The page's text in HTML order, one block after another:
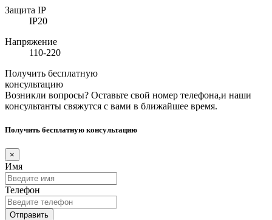
Защита IP
IP20
Напряжение
110-220
Получить бесплатную
консультацию
Возникли вопросы? Оставьте свой номер телефона,и наши
консультанты свяжутся с вами в ближайшее время.
Получить бесплатную консультацию
×
Имя
Телефон
Отправить